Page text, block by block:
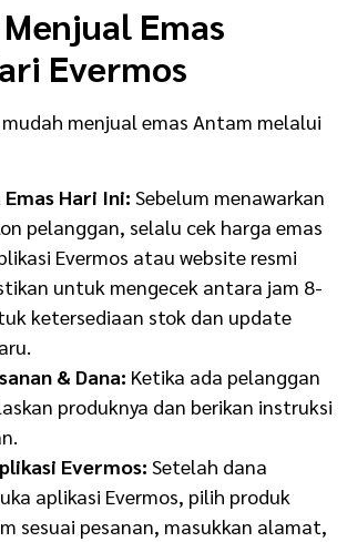
Emas
Evermos
menjual emas Antam melalui
Hari Ini: Sebelum menawarkan
pelanggan, selalu cek harga emas
Evermos atau website resmi
untuk mengecek antara jam 8-
ketersediaan stok dan update
& Dana: Ketika ada pelanggan
produknya dan berikan instruksi
Evermos: Setelah dana
aplikasi Evermos, pilih produk
sesuai pesanan, masukkan alamat,